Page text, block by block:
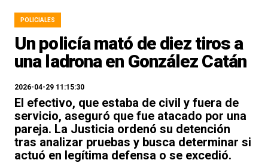
POLICIALES
Un policía mató de diez tiros a
una ladrona en González Catán
2026-04-29 11:15:30
El efectivo, que estaba de civil y fuera de
servicio, aseguró que fue atacado por una
pareja. La Justicia ordenó su detención
tras analizar pruebas y busca determinar si
actuó en legítima defensa o se excedió.